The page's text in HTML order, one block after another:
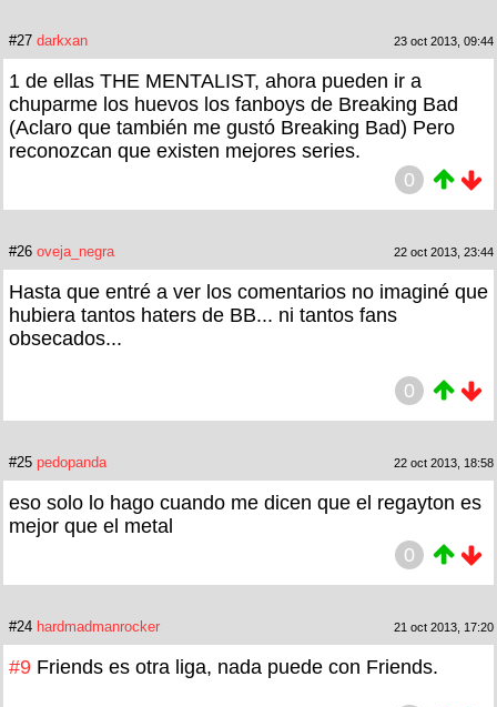
#27 darkxan 23 oct 2013, 09:44
1 de ellas THE MENTALIST, ahora pueden ir a
chuparme los huevos los fanboys de Breaking Bad
(Aclaro que también me gustó Breaking Bad) Pero
reconozcan que existen mejores series.
0
#26 oveja_negra 22 oct 2013, 23:44
Hasta que entré a ver los comentarios no imaginé que
hubiera tantos haters de BB... ni tantos fans
obsecados...
0
#25 pedopanda 22 oct 2013, 18:58
eso solo lo hago cuando me dicen que el regayton es
mejor que el metal
0
#24 hardmadmanrocker 21 oct 2013, 17:20
#9 Friends es otra liga, nada puede con Friends.